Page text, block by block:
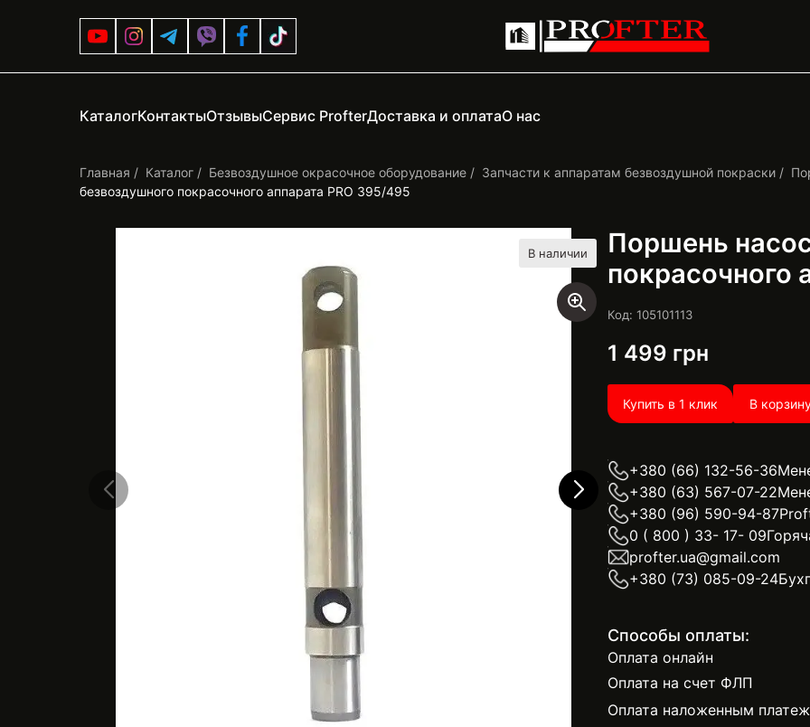
КаталогКонтактыОтзывыСервис ProfterДоставка и оплатаО нас
Главная Каталог Безвоздушное окрасочное оборудование Запчасти к аппаратам безвоздушной покраски
безвоздушного покрасочного аппарата PRO 395/495
В наличии
Поршень
покрасочного
Код: 105101113
1 499 грн
Купить в 1 клик В
+380 (66) 132-56-36
+380 (63) 567-07-22
+380 (96) 590-94-87
0 ( 800 ) 33- 17- 09
profter.ua@gmail.com
+380 (73) 085-09-24
Способы оплаты:
Оплата онлайн
Оплата на счет ФЛП
Оплата наложенным